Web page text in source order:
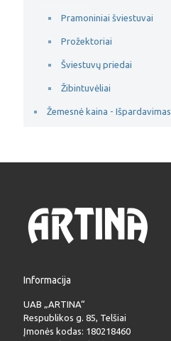
Pramoniniai šviestuvai
Prožektoriai
Šviestuvų priedai
Žibintuvėliai
Žemesnė kaina - Išpardavimas
Informacija
UAB „ARTINA“
Respublikos g. 85, Telšiai
Įmonės kodas: 180218460